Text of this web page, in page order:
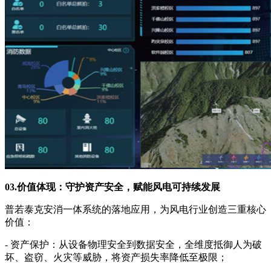
03.价值体现：守护资产安全，赋能风电可持续发展
普若泰克安消一体系统的落地应用，为风电行业创造三重核心
价值：
- 资产保护：从设备物理安全到数据安全，全维度抵御人为破
坏、盗窃、火灾等威胁，将资产损失率降低至极限；